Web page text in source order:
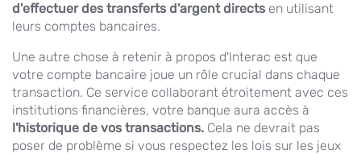
d'effectuer des transferts d'argent directs en utilisant
leurs comptes bancaires.
Une autre chose à retenir à propos d'Interac est que
votre compte bancaire joue un rôle crucial dans chaque
transaction. Ce service collaborant étroitement avec ces
institutions financières, votre banque aura accès à
l'historique de vos transactions. Cela ne devrait pas
poser de problème si vous respectez les lois sur les jeux